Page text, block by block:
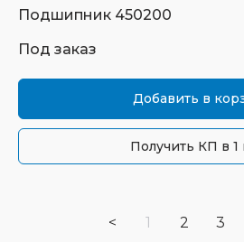
Подшипник 450200
Под заказ
Добавить в
Получить КП в 1
< 1 2 3